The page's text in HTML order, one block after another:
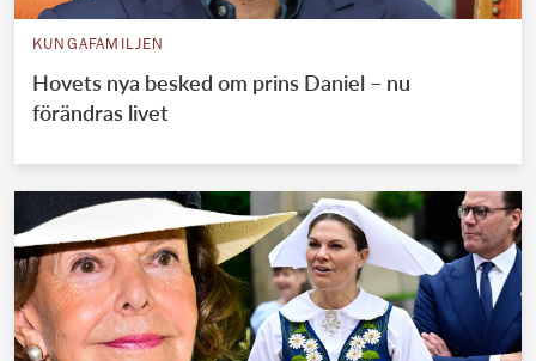
KUNGAFAMILJEN
Hovets nya besked om prins Daniel – nu
förändras livet